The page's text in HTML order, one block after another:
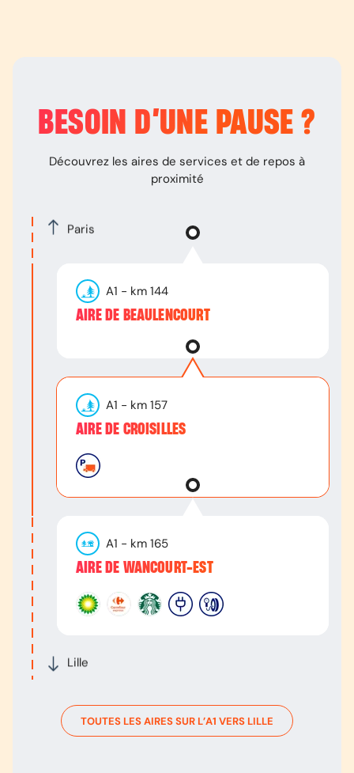
BESOIN D’UNE PAUSE ?
Découvrez les aires de services et de repos à
proximité
Paris
Lille
A1 - km 144
AIRE DE BEAULENCOURT
A1 - km 157
AIRE DE CROISILLES
A1 - km 165
AIRE DE WANCOURT-EST
TOUTES LES AIRES SUR L’A1 VERS LILLE